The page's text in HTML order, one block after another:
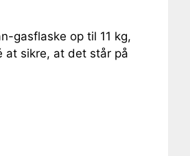
gasflaske op til 11 kg,
at sikre, at det står på